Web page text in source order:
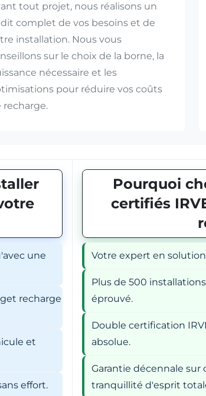
tout projet, nous réalisons un
complet de vos besoins et de
installation. Nous vous
sur le choix de la borne, la
nécessaire et les
pour réduire vos coûts
recharge.
une
recharge
et
effort.
Pourquoi
certifiés
Votre expert en
Plus de 500
éprouvé.
Double certification
absolue.
Garantie décennale
tranquillité d'esprit